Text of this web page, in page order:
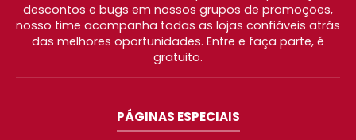
descontos e bugs em nossos grupos de promoções,
nosso time acompanha todas as lojas confiáveis atrás
das melhores oportunidades. Entre e faça parte, é
gratuito.
PÁGINAS ESPECIAIS